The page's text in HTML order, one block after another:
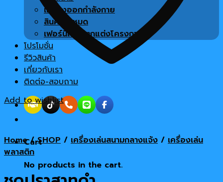
เครื่องออกกำลังกาย
สินค้าทั้งหมด
เฟอร์นิเจอร์ตกแต่งโครงการ
โปรโมชั่น
รีวิวสินค้า
เกี่ยวกับเรา
ติดต่อ-สอบถาม
Cart
No products in the cart.
Add to wishlist
Home / SHOP / เครื่องเล่นสนามกลางแจ้ง / เครื่องเล่น
พลาสติก